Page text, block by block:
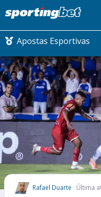
Apostas Esportivas
CONMEBOL
FUTEBOL
FUTEBOL
COMO
MAIS
Rafael Duarte Última